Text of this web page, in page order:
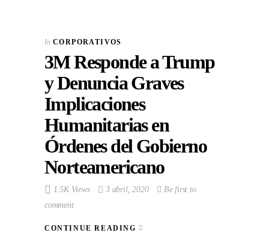
In CORPORATIVOS
3M Responde a Trump
y Denuncia Graves
Implicaciones
Humanitarias en
Órdenes del Gobierno
Norteamericano
1.5K Views 3 abril, 2020
Be first to
comment
CONTINUE READING